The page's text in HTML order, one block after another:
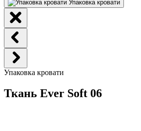
Упаковка кровати
Упаковка кровати
Ткань Ever Soft 06